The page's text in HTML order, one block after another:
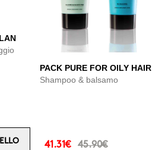
PACK PURE FOR OILY HAIR
Shampoo & balsamo
41.31€ 45.90€